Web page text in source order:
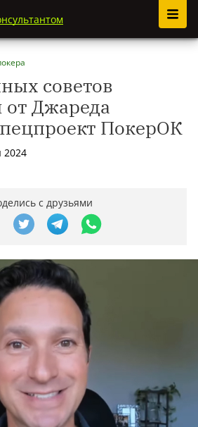
советов
от Джареда
ПокерОК
2024
с друзьями